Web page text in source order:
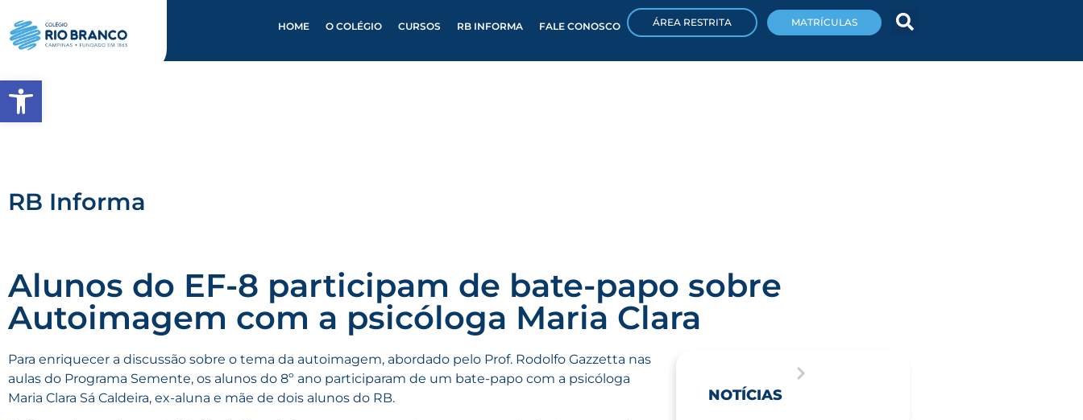
HOME O COLÉGIO CURSOS RB INFORMA FALE CONOSCO ÁREA RESTRITA MATRÍCULAS
RB Informa
Alunos do EF-8 participam de bate-papo sobre
Autoimagem com a psicóloga Maria Clara
Para enriquecer a discussão sobre o tema da autoimagem, abordado pelo Prof. Rodolfo Gazzetta nas
aulas do Programa Semente, os alunos do 8º ano participaram de um bate-papo com a psicóloga
Maria Clara Sá Caldeira, ex-aluna e mãe de dois alunos do RB.
NOTÍCIAS
Abrir a barra de ferramentas